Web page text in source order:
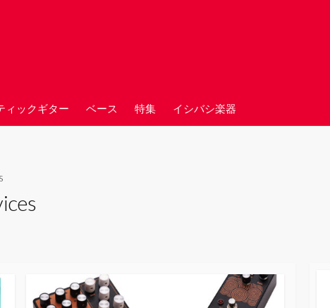
ィックギター ベース 特集 イシバシ楽器